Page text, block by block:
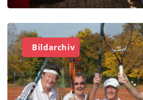
Bildarchiv